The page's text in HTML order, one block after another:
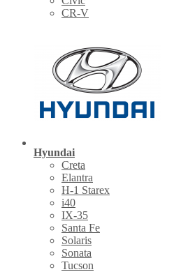
CR-V
Hyundai
Creta
Elantra
H-1 Starex
i40
IX-35
Santa Fe
Solaris
Sonata
Tucson